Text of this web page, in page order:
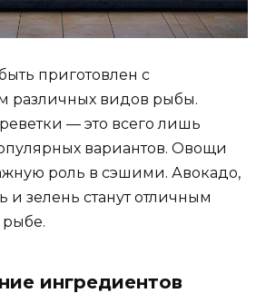
приготовлен с
различных видов рыбы.
— это всего лишь
вариантов. Овощи
роль в сэшими. Авокадо,
и зелень станут отличным
ингредиентов